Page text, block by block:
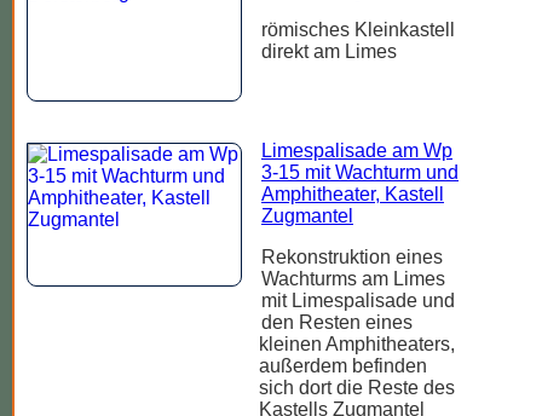
römisches Kleinkastell
direkt am Limes
Limespalisade am Wp
3-15 mit Wachturm und
Amphitheater, Kastell
Zugmantel
Rekonstruktion eines
Wachturms am Limes
mit Limespalisade und
den Resten eines
kleinen Amphitheaters,
außerdem befinden
sich dort die Reste des
Kastells Zugmantel